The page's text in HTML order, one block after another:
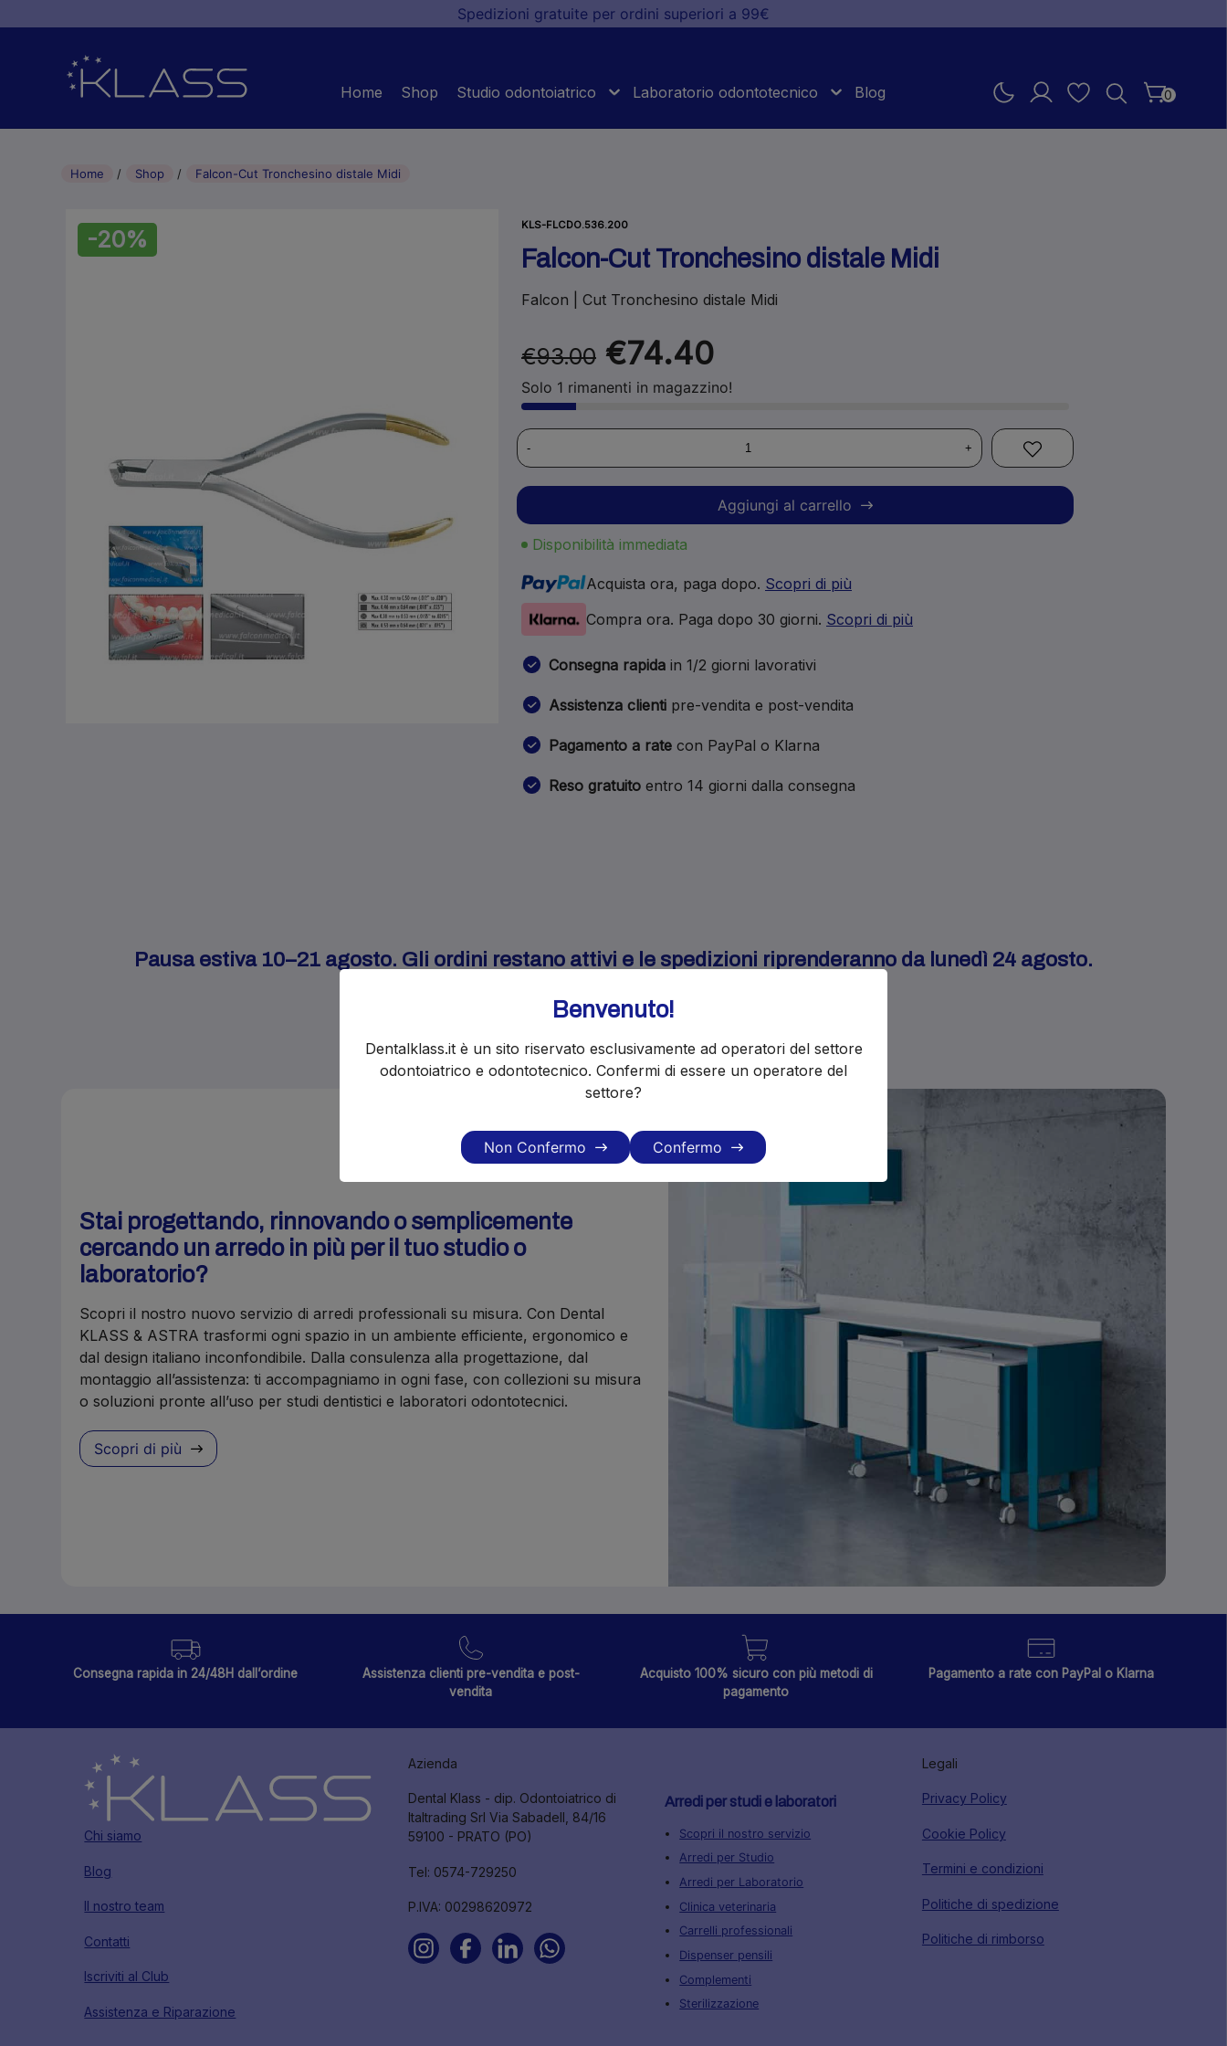
Spedizioni gratuite per ordini superiori a 99€
Home Shop Studio odontoiatrico Laboratorio odontotecnico Blog 0
Home Shop Falcon-Cut Tronchesino distale Midi
-20%
KLS-FLCDO.536.200
Falcon-Cut Tronchesino distale Midi
Falcon | Cut Tronchesino distale Midi
€93.00 €74.40
Solo 1 rimanenti in magazzino!
- +
Aggiungi al carrello
Disponibilità immediata
Acquista ora, paga dopo. Scopri di più
Compra ora. Paga dopo 30 giorni. Scopri di più
Consegna rapida in 1/2 giorni lavorativi
Assistenza clienti pre-vendita e post-vendita
Pagamento a rate con PayPal o Klarna
Reso gratuito entro 14 giorni dalla consegna
Pausa estiva 10–21 agosto. Gli ordini restano attivi e le spedizioni riprenderanno da lunedì 24 agosto.
Stai progettando, rinnovando o semplicemente
cercando un arredo in più per il tuo studio o
laboratorio?
Scopri il nostro nuovo servizio di arredi professionali su misura. Con Dental
KLASS & ASTRA trasformi ogni spazio in un ambiente efficiente, ergonomico e
dal design italiano inconfondibile. Dalla consulenza alla progettazione, dal
montaggio all’assistenza: ti accompagniamo in ogni fase, con collezioni su misura
o soluzioni pronte all’uso per studi dentistici e laboratori odontotecnici.
Scopri di più
Benvenuto!
Dentalklass.it è un sito riservato esclusivamente ad operatori del settore
odontoiatrico e odontotecnico. Confermi di essere un operatore del
settore?
Non Confermo Confermo
Consegna rapida in 24/48H dall’ordine
Assistenza clienti pre-vendita e post-
vendita
Acquisto 100% sicuro con più metodi di
pagamento
Pagamento a rate con PayPal o Klarna
Chi siamo
Blog
Il nostro team
Contatti
Iscriviti al Club
Assistenza e Riparazione
Azienda
Dental Klass - dip. Odontoiatrico di
Italtrading Srl Via Sabadell, 84/16
59100 - PRATO (PO)
Tel: 0574-729250
P.IVA: 00298620972
Arredi per studi e laboratori
Scopri il nostro servizio
Arredi per Studio
Arredi per Laboratorio
Clinica veterinaria
Carrelli professionali
Dispenser pensili
Complementi
Sterilizzazione
Legali
Privacy Policy
Cookie Policy
Termini e condizioni
Politiche di spedizione
Politiche di rimborso